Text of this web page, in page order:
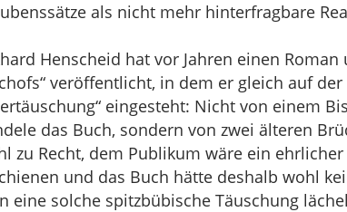
als nicht mehr hinterfragbare
Henscheid hat vor Jahren einen
veröffentlicht, in dem er gleich auf
eingesteht: Nicht von einem
das Buch, sondern von zwei älteren
zu Recht, dem Publikum wäre ein
und das Buch hätte deshalb wohl
eine solche spitzbübische Täuschung